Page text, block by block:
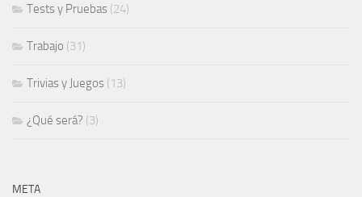
Tests y Pruebas (24)
Trabajo (31)
Trivias y Juegos (13)
¿Qué será? (3)
META